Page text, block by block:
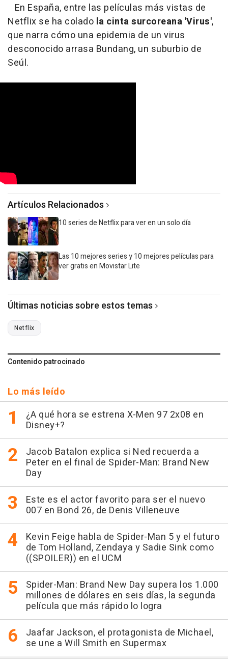
En España, entre las películas más vistas de
Netflix se ha colado la cinta surcoreana 'Virus',
que narra cómo una epidemia de un virus
desconocido arrasa Bundang, un suburbio de
Seúl.
Artículos Relacionados
10 series de Netflix para ver en un solo día
Las 10 mejores series y 10 mejores películas para
ver gratis en Movistar Lite
Últimas noticias sobre estos temas
Netflix
Contenido patrocinado
Lo más leído
¿A qué hora se estrena X-Men 97 2x08 en
Disney+?
Jacob Batalon explica si Ned recuerda a
Peter en el final de Spider-Man: Brand New
Day
Este es el actor favorito para ser el nuevo
007 en Bond 26, de Denis Villeneuve
Kevin Feige habla de Spider-Man 5 y el futuro
de Tom Holland, Zendaya y Sadie Sink como
((SPOILER)) en el UCM
Spider-Man: Brand New Day supera los 1.000
millones de dólares en seis días, la segunda
película que más rápido lo logra
Jaafar Jackson, el protagonista de Michael,
se une a Will Smith en Supermax